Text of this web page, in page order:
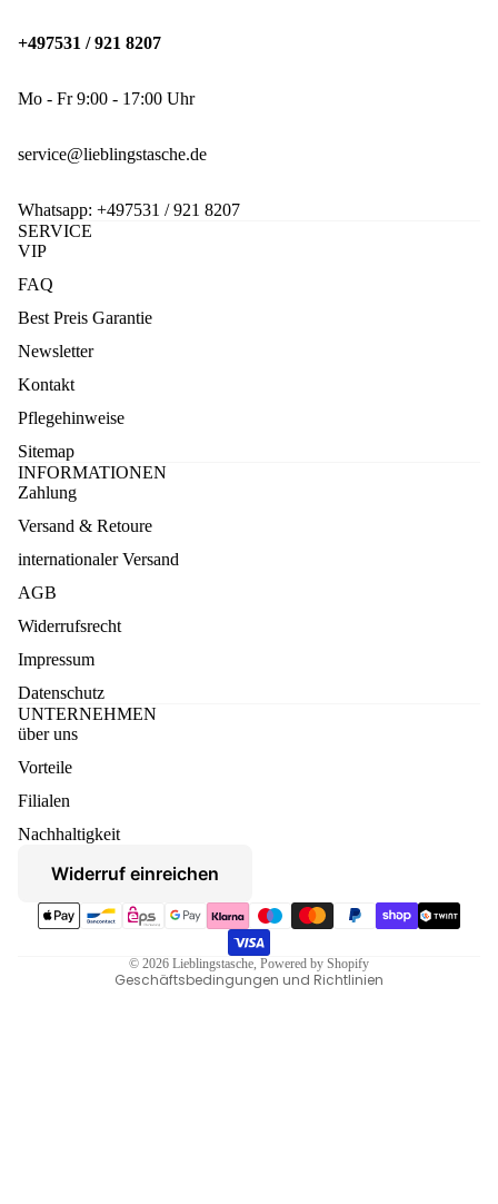
+497531 / 921 8207
Mo - Fr 9:00 - 17:00 Uhr
service@lieblingstasche.de
Whatsapp: +497531 / 921 8207
SERVICE
VIP
FAQ
Best Preis Garantie
Newsletter
Kontakt
Pflegehinweise
Sitemap
INFORMATIONEN
Zahlung
Versand & Retoure
internationaler Versand
AGB
Widerrufsrecht
Impressum
Datenschutz
UNTERNEHMEN
über uns
Vorteile
Filialen
Nachhaltigkeit
Widerruf einreichen
Zahlungsmethoden
© 2026 Lieblingstasche , Powered by Shopify
Geschäftsbedingungen und Richtlinien
Kontaktinformationen